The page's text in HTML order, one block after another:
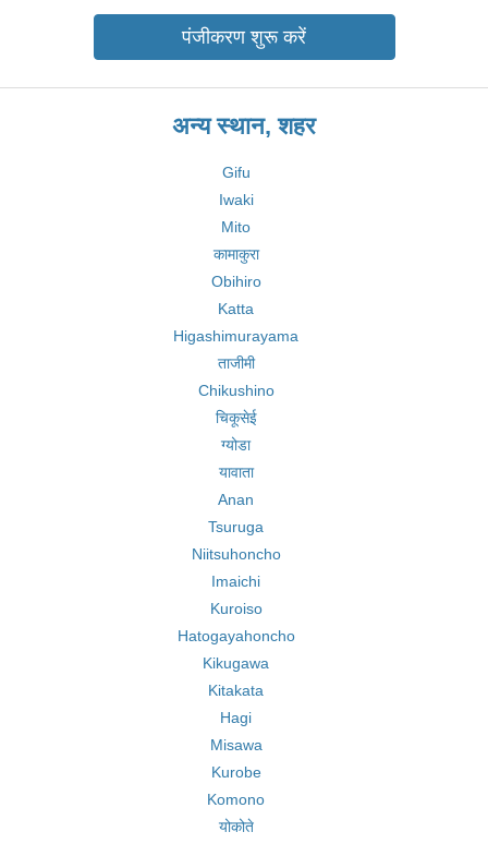
पंजीकरण शुरू करें
अन्य स्थान, शहर
Gifu
Iwaki
Mito
कामाकुरा
Obihiro
Katta
Higashimurayama
ताजीमी
Chikushino
चिकूसेई
ग्योडा
यावाता
Anan
Tsuruga
Niitsuhoncho
Imaichi
Kuroiso
Hatogayahoncho
Kikugawa
Kitakata
Hagi
Misawa
Kurobe
Komono
योकोते